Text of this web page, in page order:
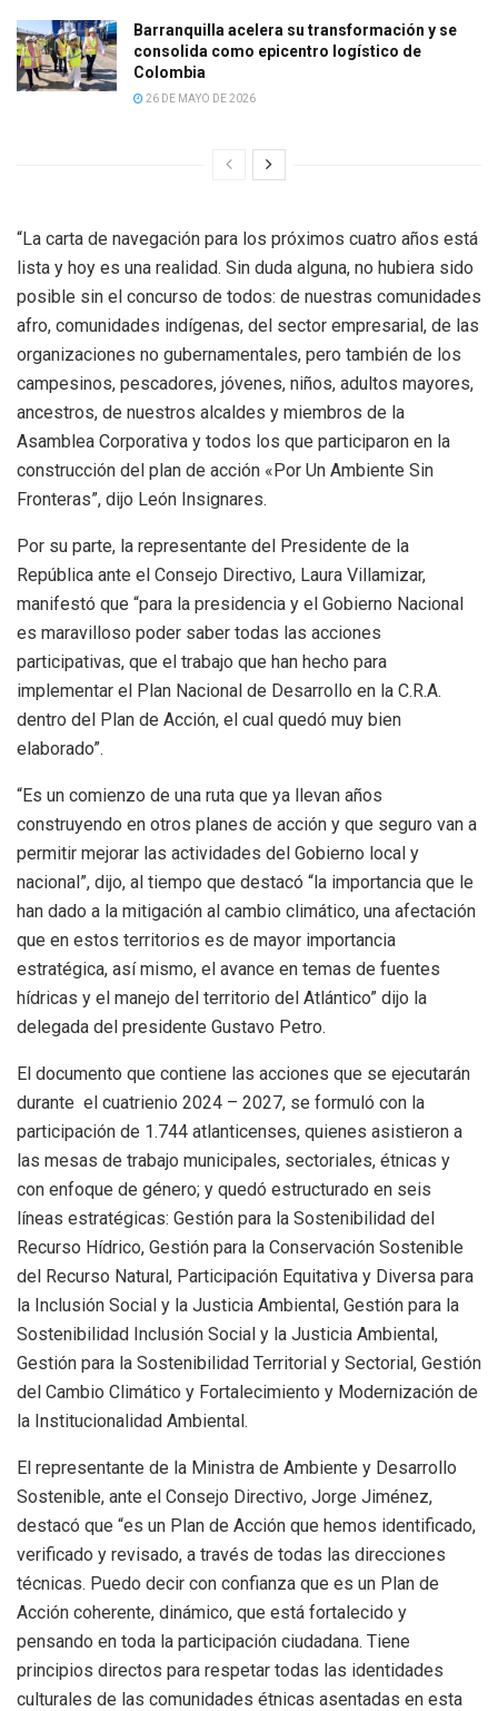
Barranquilla acelera su transformación y se
consolida como epicentro logístico de
Colombia
26 DE MAYO DE 2026
“La carta de navegación para los próximos cuatro años está
lista y hoy es una realidad. Sin duda alguna, no hubiera sido
posible sin el concurso de todos: de nuestras comunidades
afro, comunidades indígenas, del sector empresarial, de las
organizaciones no gubernamentales, pero también de los
campesinos, pescadores, jóvenes, niños, adultos mayores,
ancestros, de nuestros alcaldes y miembros de la
Asamblea Corporativa y todos los que participaron en la
construcción del plan de acción «Por Un Ambiente Sin
Fronteras”, dijo León Insignares.
Por su parte, la representante del Presidente de la
República ante el Consejo Directivo, Laura Villamizar,
manifestó que “para la presidencia y el Gobierno Nacional
es maravilloso poder saber todas las acciones
participativas, que el trabajo que han hecho para
implementar el Plan Nacional de Desarrollo en la C.R.A.
dentro del Plan de Acción, el cual quedó muy bien
elaborado”.
“Es un comienzo de una ruta que ya llevan años
construyendo en otros planes de acción y que seguro van a
permitir mejorar las actividades del Gobierno local y
nacional”, dijo, al tiempo que destacó “la importancia que le
han dado a la mitigación al cambio climático, una afectación
que en estos territorios es de mayor importancia
estratégica, así mismo, el avance en temas de fuentes
hídricas y el manejo del territorio del Atlántico” dijo la
delegada del presidente Gustavo Petro.
El documento que contiene las acciones que se ejecutarán
durante el cuatrienio 2024 – 2027, se formuló con la
participación de 1.744 atlanticenses, quienes asistieron a
las mesas de trabajo municipales, sectoriales, étnicas y
con enfoque de género; y quedó estructurado en seis
líneas estratégicas: Gestión para la Sostenibilidad del
Recurso Hídrico, Gestión para la Conservación Sostenible
del Recurso Natural, Participación Equitativa y Diversa para
la Inclusión Social y la Justicia Ambiental, Gestión para la
Sostenibilidad Inclusión Social y la Justicia Ambiental,
Gestión para la Sostenibilidad Territorial y Sectorial, Gestión
del Cambio Climático y Fortalecimiento y Modernización de
la Institucionalidad Ambiental.
El representante de la Ministra de Ambiente y Desarrollo
Sostenible, ante el Consejo Directivo, Jorge Jiménez,
destacó que “es un Plan de Acción que hemos identificado,
verificado y revisado, a través de todas las direcciones
técnicas. Puedo decir con confianza que es un Plan de
Acción coherente, dinámico, que está fortalecido y
pensando en toda la participación ciudadana. Tiene
principios directos para respetar todas las identidades
culturales de las comunidades étnicas asentadas en esta